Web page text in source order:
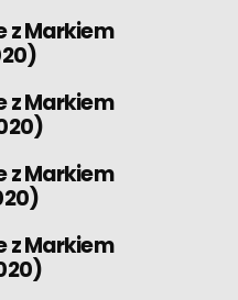
z Markiem
z Markiem
z Markiem
z Markiem